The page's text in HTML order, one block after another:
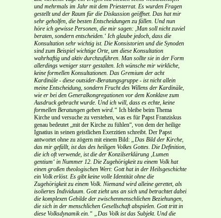
und mehrmals im Jahr mit dem Priesterrat. Es wurden Fragen
gestellt und der Raum für die Diskussion geöffnet. Das hat mir
sehr geholfen, die besten Entscheidungen zu fällen. Und nun
höre ich gewisse Personen, die mir sagen: ,Man soll nicht zuviel
beraten, sondern entscheiden.‘ Ich glaube jedoch, dass die
Konsultation sehr wichtig ist. Die Konsistorien und die Synoden
sind zum Beispiel wichtige Orte, um diese Konsultation
wahrhaftig und aktiv durchzuführen. Man sollte sie in der Form
allerdings weniger starr gestalten. Ich wünsche mir wirkliche,
keine formellen Konsultationen. Das Gremium der acht
Kardinäle - diese outsider-Beratungsgruppe - ist nicht allein
meine Entscheidung, sondern Frucht des Willens der Kardinäle,
wie er bei den Generalkongregationen vor dem Konklave zum
Ausdruck gebracht wurde. Und ich will, dass es echte, keine
formellen Beratungen geben wird.“ Ich bleibe beim Thema
Kirche und versuche zu verstehen, was es für Papst Franziskus
genau bedeutet „mit der Kirche zu fühlen“, von dem der heilige
Ignatius in seinen geistlichen Exerzitien schreibt. Der Papst
antwortet ohne zu zögern mit einem Bild: „Das Bild der Kirche,
das mir gefällt, ist das des heiligen Volkes Gottes. Die Definition,
die ich oft verwende, ist die der Konzilserklärung ‚Lumen
gentium‘ in Nummer 12. Die Zugehörigkeit zu einem Volk hat
einen großen theologischen Wert: Gott hat in der Heilsgeschichte
ein Volk erlöst. Es gibt keine volle Identität ohne die
Zugehörigkeit zu einem Volk. Niemand wird alleine gerettet, als
isoliertes Individuum. Gott zieht uns an sich und betrachtet dabei
die komplexen Gebilde der zwischenmenschlichen Beziehungen,
die sich in der menschlichen Gesellschaft abspielen. Gott tritt in
diese Volksdynamik ein.“ „Das Volk ist das Subjekt. Und die